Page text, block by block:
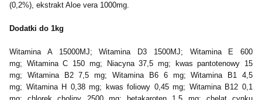
(0,2%), ekstrakt Aloe vera 1000mg.
Dodatki do 1kg
Witamina A 15000MJ;Witamina D3 1500MJ; Witamina E 600
mg; Witamina C 150 mg; Niacyna 37,5 mg;
kwas pantotenowy 15
mg; Witamina B2 7,5 mg;Witamina B6 6 mg;Witamina B1 4,5
mg; Witamina H 0,38 mg; kwas foliowy 0,45 mg; Witamina B12 0,1